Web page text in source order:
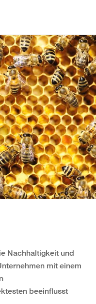
Nachhaltigkeit und
mit einem
beeinflusst